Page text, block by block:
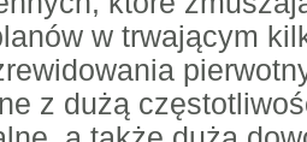
w trwającym
z dużą